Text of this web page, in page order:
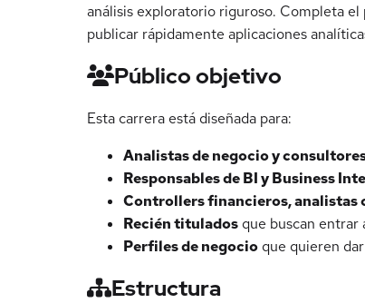
análisis exploratorio riguroso. Completa
publicar rápidamente aplicaciones
Público objetivo
Esta carrera está diseñada para:
Analistas de negocio y
Responsables de BI y Business
Controllers financieros, analistas
Recién titulados que buscan
Perfiles de negocio que quieren
Estructura